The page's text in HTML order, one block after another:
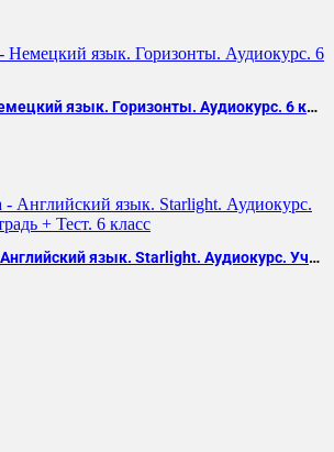
М. Аверин – Немецкий язык. Горизонты. Аудиокурс. 6 класс
К. Баранова – Английский язык. Starlight. Аудиокурс. Учебник + Тетрадь + Тест. 6 класс